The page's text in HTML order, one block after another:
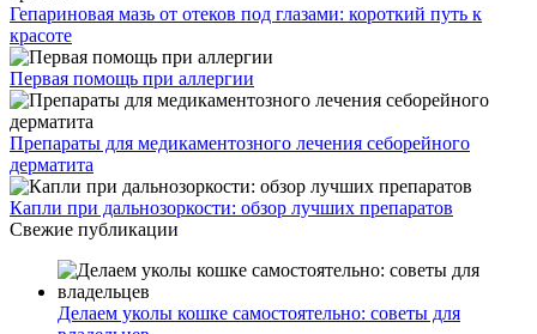
Гепариновая мазь от отеков под глазами: короткий путь к
красоте
Первая помощь при аллергии
Препараты для медикаментозного лечения себорейного
дерматита
Капли при дальнозоркости: обзор лучших препаратов
Свежие публикации
Делаем уколы кошке самостоятельно: советы для